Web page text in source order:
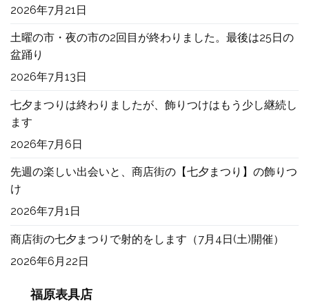
2026年7月21日
土曜の市・夜の市の2回目が終わりました。最後は25日の
盆踊り
2026年7月13日
七夕まつりは終わりましたが、飾りつけはもう少し継続し
ます
2026年7月6日
先週の楽しい出会いと、商店街の【七夕まつり】の飾りつ
け
2026年7月1日
商店街の七夕まつりで射的をします（7月4日(土)開催）
2026年6月22日
福原表具店